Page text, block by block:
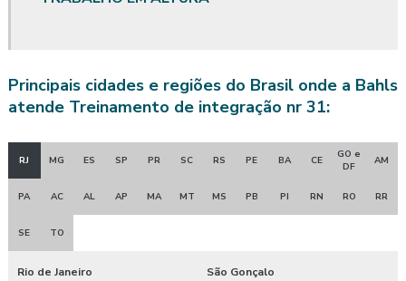
Avaliação quantitativa de ruído
Clínica de exame admissional
Clínica exame admissional guarapuava
Principais cidades e regiões do Brasil onde a Bahls
atende Treinamento de integração nr 31:
RJ MG ES SP PR SC RS PE BA CE
GO e
DF
AM
PA AC AL AP MA MT MS PB PI RN RO RR
SE TO
Rio de Janeiro São Gonçalo